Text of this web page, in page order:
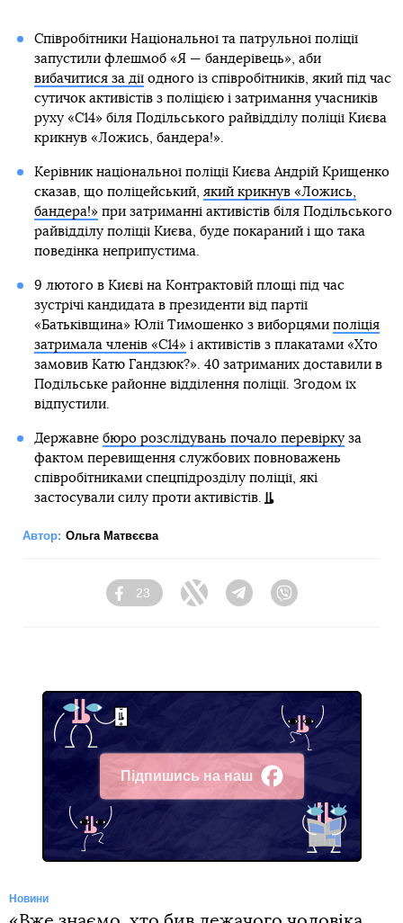
Співробітники Національної та патрульної поліції
запустили флешмоб «Я — бандерівець», аби
вибачитися за діїодного із співробітників, який під час
сутичок активістів з поліцією і затримання учасників
руху «С14» біля Подільського райвідділу поліції Києва
крикнув «Ложись, бандера!».
Керівник національної поліції Києва Андрій Крищенко
сказав, що поліцейський, який крикнув «Ложись,
бандера!»при затриманні активістів біля Подільського
райвідділу поліції Києва, буде покараний і що така
поведінка неприпустима.
9 лютого в Києві на Контрактовій площі під час
зустрічі кандидата в президенти від партії
«Батьківщина» Юлії Тимошенко з виборцями поліція
затримала членів «С14»і активістів з плакатами «Хто
замовив Катю Гандзюк?». 40 затриманих доставили в
Подільське районне відділення поліції. Згодом їх
відпустили.
Державне бюро розслідувань почало перевіркуза
фактом перевищення службових повноважень
співробітниками спецпідрозділу поліції, які
застосували силу проти активістів.
Автор: Ольга Матвєєва
Facebook
23
Twitter Telegram
Підпишись на наш
Facebook
Новини